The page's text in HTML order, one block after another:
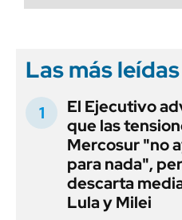
Las más leídas
El Ejecutivo
que las
Mercosur "no
para nada",
descarta
Lula y Milei